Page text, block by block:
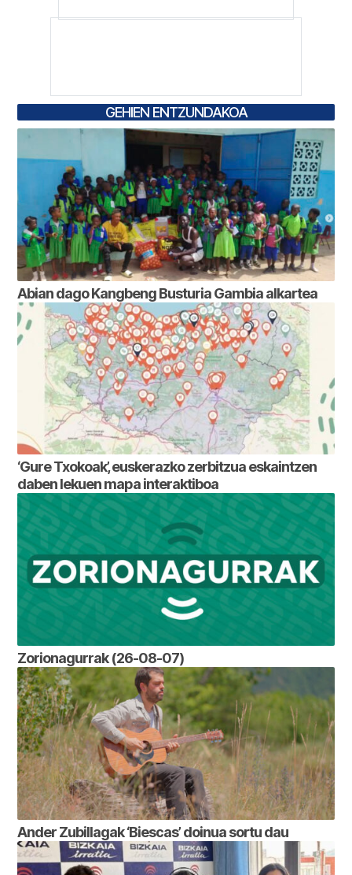
GEHIEN ENTZUNDAKOA
Abian dago Kangbeng Busturia Gambia alkartea
‘Gure Txokoak’, euskerazko zerbitzua eskaintzen
daben lekuen mapa interaktiboa
Zorionagurrak (26-08-07)
Ander Zubillagak ‘Biescas’ doinua sortu dau